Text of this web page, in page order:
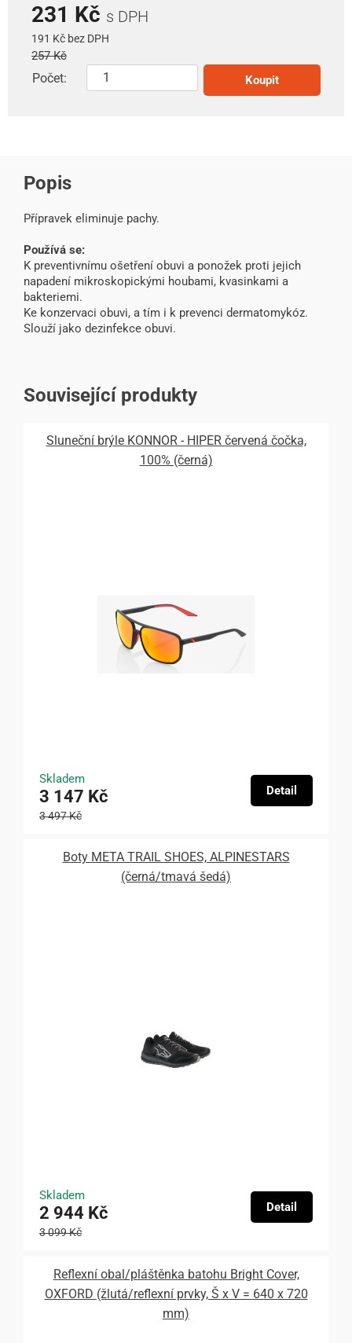
231 Kč s DPH
191 Kč bez DPH
257 Kč
Počet: Koupit
Popis
Přípravek eliminuje pachy.
Používá se:
K preventivnímu ošetření obuvi a ponožek proti jejich
napadení mikroskopickými houbami, kvasinkami a
bakteriemi.
Ke konzervaci obuvi, a tím i k prevenci dermatomykóz.
Slouží jako dezinfekce obuvi.
Související produkty
Sluneční brýle KONNOR - HIPER červená čočka,
100% (černá)
Skladem
3 147 Kč
3 497 Kč
Detail
Boty META TRAIL SHOES, ALPINESTARS
(černá/tmavá šedá)
Skladem
2 944 Kč
3 099 Kč
Detail
Reflexní obal/pláštěnka batohu Bright Cover,
OXFORD (žlutá/reflexní prvky, Š x V = 640 x 720
mm)